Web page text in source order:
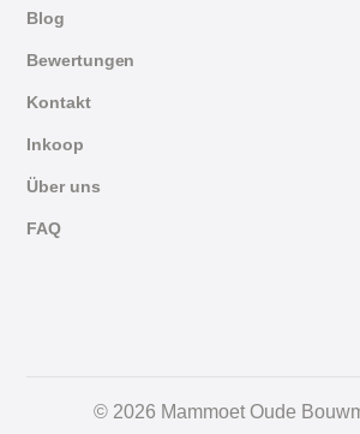
Blog
Bewertungen
Kontakt
Inkoop
Über uns
FAQ
© 2026 Mammoet Oude